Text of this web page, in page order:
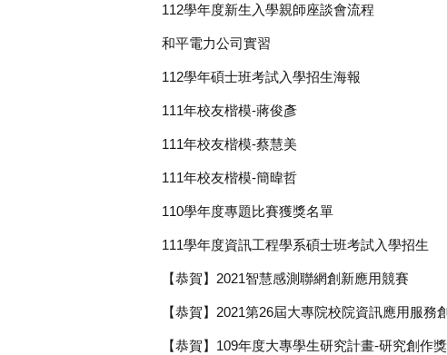
112學年度新生入學親師座談會流程
和平電力公司實習
112學年碩士班考試入學招生海報
111年校友楷模-蔣俊彥
111年校友楷模-蔡慧美
111年校友楷模-簡暐哲
110學年度專題比賽獲獎名單
111學年度資訊工程學系碩士班考試入學招生
【恭賀】2021智慧感測聯網創新應用競賽
【恭賀】2021第26屆大專院校院資訊應用服務
【恭賀】109年度大專學生研究計畫-研究創作獎